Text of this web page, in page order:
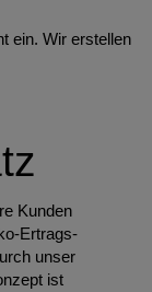
ein. Wir erstellen
Kunden
Ertrags-
unser
ist